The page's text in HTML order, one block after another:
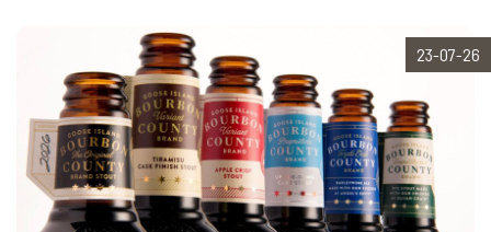
23-07-26